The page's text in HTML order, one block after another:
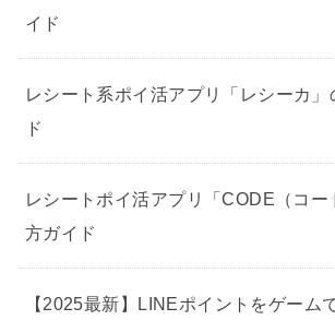
イド
レシート系ポイ活アプリ「レシーカ」
ド
レシートポイ活アプリ「CODE（コー
方ガイド
【2025最新】LINEポイントをゲーム